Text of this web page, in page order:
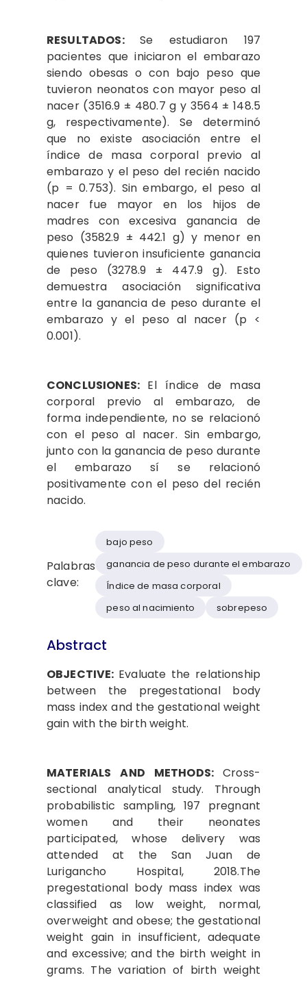
RESULTADOS:Se estudiaron 197
pacientes que iniciaron el embarazo
siendo obesas o con bajo peso que
tuvieron neonatos con mayor peso al
nacer (3516.9 ± 480.7 g y 3564 ± 148.5
g, respectivamente). Se determinó
que no existe asociación entre el
índice de masa corporal previo al
embarazo y el peso del recién nacido
(p = 0.753). Sin embargo, el peso al
nacer fue mayor en los hijos de
madres con excesiva ganancia de
peso (3582.9 ± 442.1 g) y menor en
quienes tuvieron insuficiente ganancia
de peso (3278.9 ± 447.9 g). Esto
demuestra asociación significativa
entre la ganancia de peso durante el
embarazo y el peso al nacer (p <
0.001).
CONCLUSIONES: El índice de masa
corporal previo al embarazo, de
forma independiente, no se relacionó
con el peso al nacer. Sin embargo,
junto con la ganancia de peso durante
el embarazo sí se relacionó
positivamente con el peso del recién
nacido.
Palabras
clave:
bajo peso
ganancia de peso durante el embarazo
Índice de masa corporal
peso al nacimiento
sobrepeso
Abstract
OBJECTIVE: Evaluate the relationship
between the pregestational body
mass index and the gestational weight
gain with the birth weight.
MATERIALS AND METHODS:Cross-
sectional analytical study. Through
probabilistic sampling, 197 pregnant
women and their neonates
participated, whose delivery was
attended at the San Juan de
Lurigancho Hospital, 2018.The
pregestational body mass index was
classified as low weight, normal,
overweight and obese; the gestational
weight gain in insufficient, adequate
and excessive; and the birth weight in
grams. The variation of birth weight